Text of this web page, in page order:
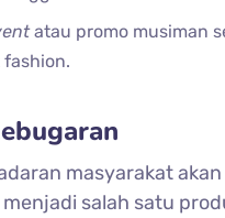
atau promo musiman
masyarakat
salah satu